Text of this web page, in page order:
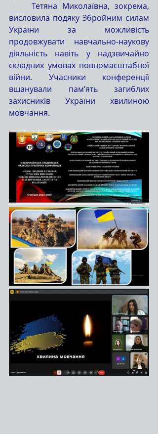
висловила подяку Збройним силам
України за можливість
продовжувати навчально-наукову
діяльність навіть у надзвичайно
складних умовах повномасштабної
війни. Учасники конференції
вшанували пам’ять загиблих
захисників України хвилиною
мовчання.